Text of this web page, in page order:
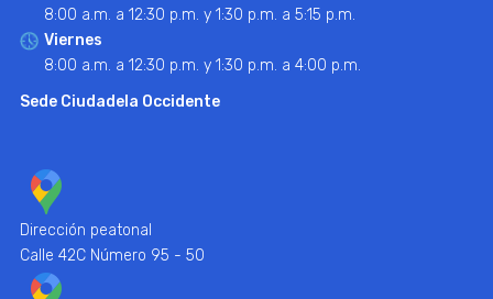
8:00 a.m. a 12:30 p.m. y 1:30 p.m. a 5:15 p.m.
Viernes
8:00 a.m. a 12:30 p.m. y 1:30 p.m. a 4:00 p.m.
Sede Ciudadela Occidente
Dirección peatonal
Calle 42C Número 95 - 50